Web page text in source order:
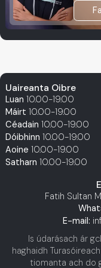
Uaireanta Oibre
Luan 10.00-19.00
Máirt 10.00-19.00
Céadain 10.00-19.00
Dóibhinn 10.00-19.00
Aoine 10.00-19.00
Satharn 10.00-19.00
Fatih Sultan
E-mail:
Is údarásach ár
haghaidh
tiomanta ach do